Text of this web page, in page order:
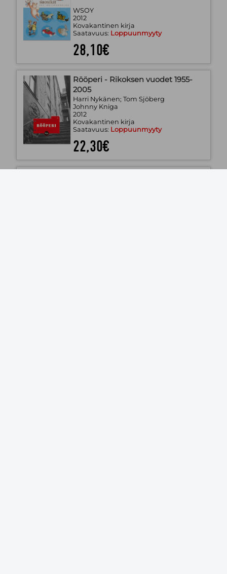
WSOY
2012
Kovakantinen kirja
Saatavuus: Loppuunmyyty
28,10€
Rööperi - Rikoksen vuodet 1955-
2005
Harri Nykänen; Tom Sjöberg
Johnny Kniga
2012
Kovakantinen kirja
Saatavuus: Loppuunmyyty
22,30€